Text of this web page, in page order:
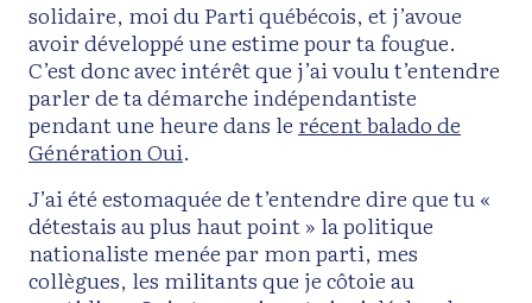
solidaire, moi du Parti québécois, et j’avoue
avoir développé une estime pour ta fougue.
C’est donc avec intérêt que j’ai voulu t’entendre
parler de ta démarche indépendantiste
pendant une heure dans le récent balado de
Génération Oui.
J’ai été estomaquée de t’entendre dire que tu «
détestais au plus haut point » la politique
nationaliste menée par mon parti, mes
collègues, les militants que je côtoie au